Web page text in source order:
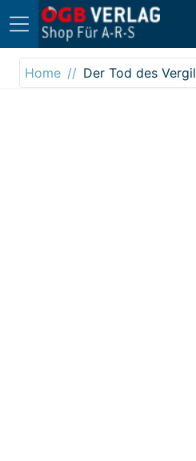
Direkt zum Inhalt
Home
Der Tod des Vergil